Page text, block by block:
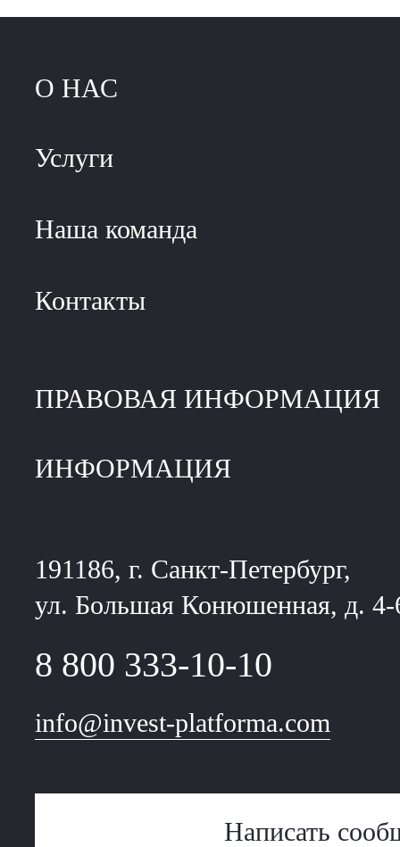
О НАС
Услуги
Наша команда
Контакты
ПРАВОВАЯ ИНФОРМАЦИЯ
ИНФОРМАЦИЯ
191186, г. Санкт-Петербург,
ул. Большая Конюшенная, д.
8 800 333-10-10
info@invest-platforma.com
Написать